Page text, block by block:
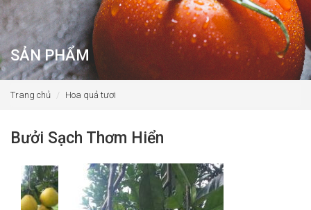
SẢN PHẨM
Trang chủ Hoa quả tươi
Bưởi Sạch Thơm Hiển